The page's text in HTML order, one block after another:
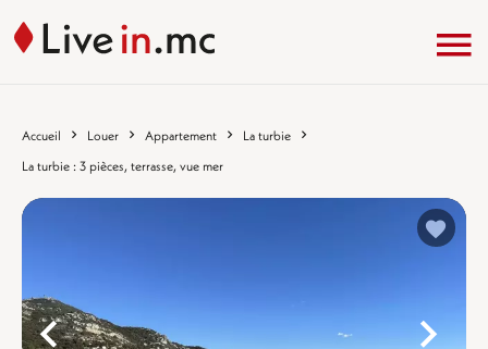
Accueil Louer Appartement
La turbie
La turbie : 3 pièces, terrasse, vue mer
%}